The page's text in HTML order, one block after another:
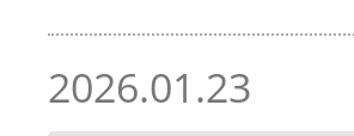
2026.01.23